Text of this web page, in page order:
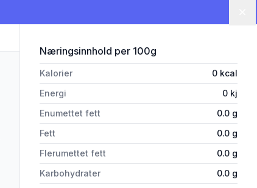
Næringsinnhold for 'Appelsinsaft U/ Sukker
per 100g
Kalorier 0 kcal
Energi
0 kj
Enumettet fett
0.0 g
Fett
0.0 g
Flerumettet fett
0.0 g
Karbohydrater
0.0 g